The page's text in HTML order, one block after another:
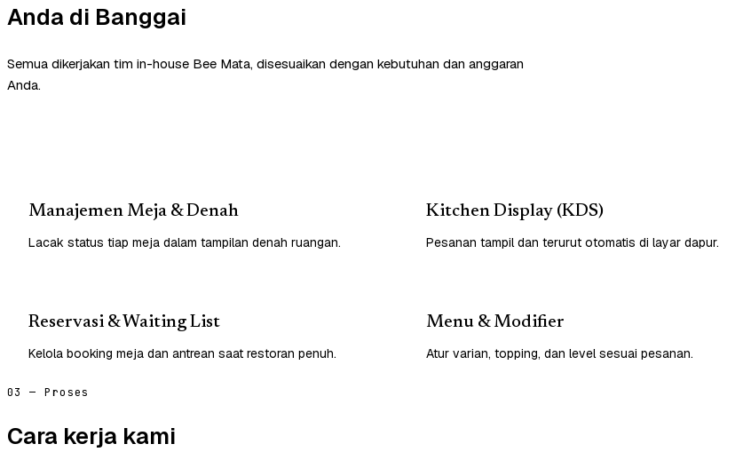
Anda di Banggai
Semua dikerjakan tim in-house Bee Mata, disesuaikan dengan kebutuhan dan anggaran
Anda.
Manajemen Meja & Denah
Lacak status tiap meja dalam tampilan denah ruangan.
Kitchen Display (KDS)
Pesanan tampil dan terurut otomatis di layar dapur.
Reservasi & Waiting List
Kelola booking meja dan antrean saat restoran penuh.
Menu & Modifier
Atur varian, topping, dan level sesuai pesanan.
03 — Proses
Cara kerja kami